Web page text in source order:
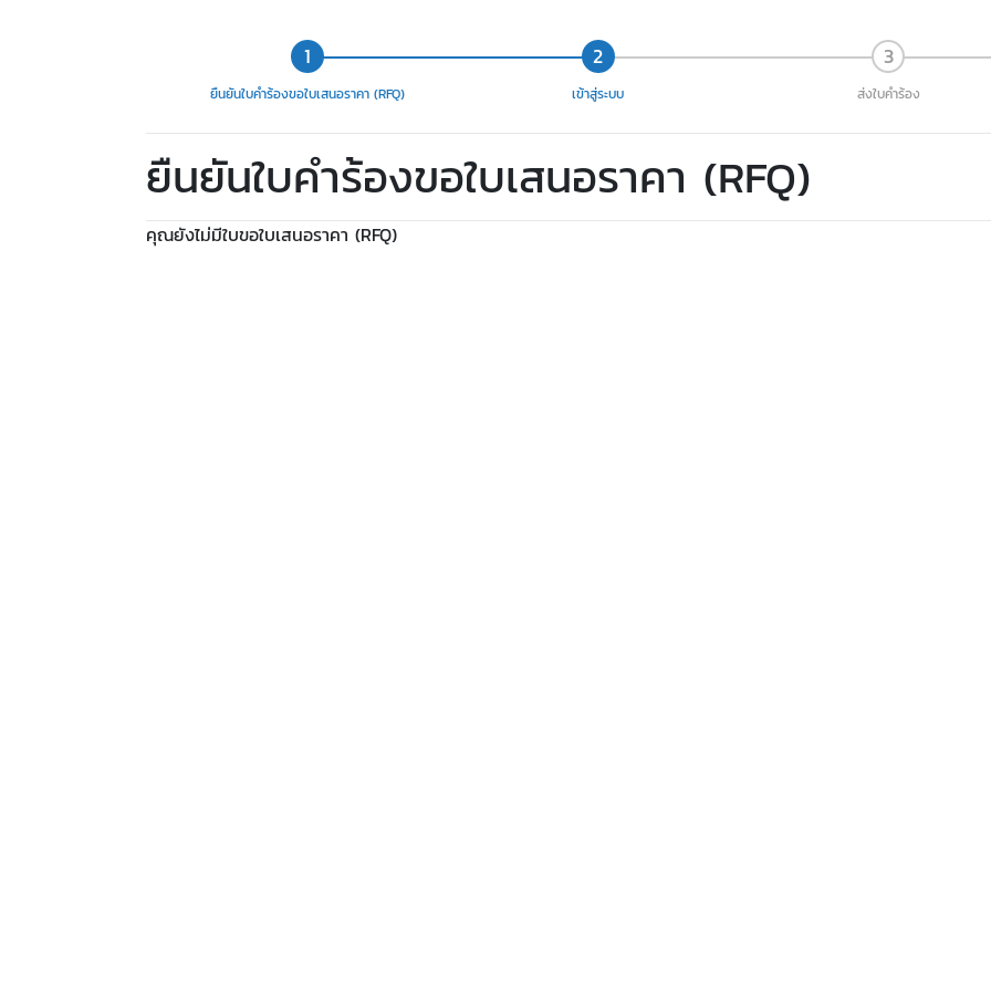
ยืนยันใบคำร้องขอใบเสนอราคา (RFQ) เข้าสู่ระบบ ส่งใบคำร้อง
ยืนยันใบคำร้องขอใบเสนอราคา (RFQ)
คุณยังไม่มีใบขอใบเสนอราคา (RFQ)